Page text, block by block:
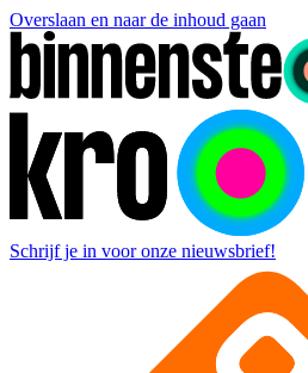
Overslaan en naar de inhoud gaan
Schrijf je in voor onze nieuwsbrief!